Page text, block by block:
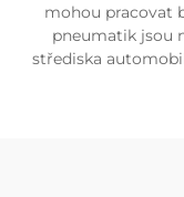
mohou pracovat
pneumatik jsou
střediska